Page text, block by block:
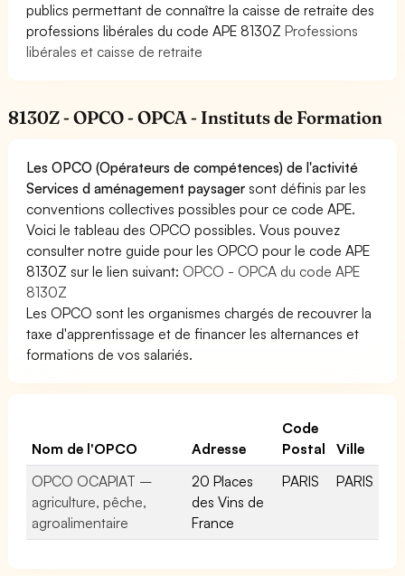
publics permettant de connaître la caisse de retraite des
professions libérales du code APE 8130ZProfessions
libérales et caisse de retraite
8130Z - OPCO - OPCA - Instituts de Formation
Les OPCO (Opérateurs de compétences) de l'activité
Services d aménagement paysager sont définis par les
conventions collectives possibles pour ce code APE.
Voici le tableau des OPCO possibles. Vous pouvez
consulter notre guide pour les OPCO pour le code APE
8130Z sur le lien suivant: OPCO - OPCA du code APE
8130Z
Les OPCO sont les organismes chargés de recouvrer la
taxe d'apprentissage et de financer les alternances et
formations de vos salariés.
Nom de l'OPCO Adresse
Code
Postal
Ville
OPCO OCAPIAT –
agriculture, pêche,
agroalimentaire
20 Places
des Vins de
France
PARIS PARIS